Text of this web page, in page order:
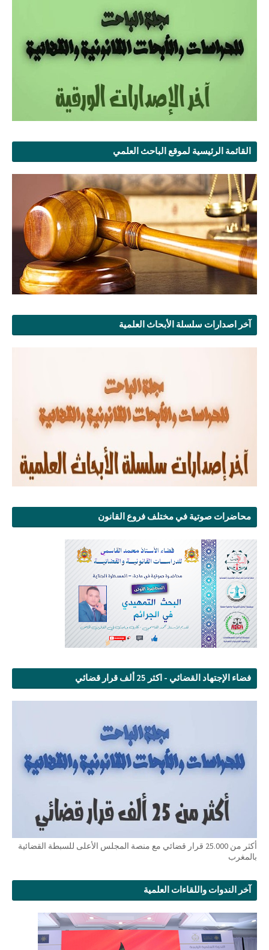
القائمة الرئيسية لموقع الباحث العلمي
آخر اصدارات سلسلة الأبحاث العلمية
محاضرات صوتية في مختلف فروع القانون
فضاء الإجتهاد القضائي - اكثر 25 ألف قرار قضائي
أكثر من 25.000 قرار قضائي مع منصة المجلس الأعلى للسبطة القضائية
بالمغرب
آخر الندوات واللقاءات العلمية